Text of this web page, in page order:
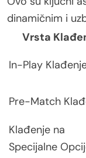
dinamičnim i
Vrsta
In-Play
Pre-Match
Klađenje na
Specijalne